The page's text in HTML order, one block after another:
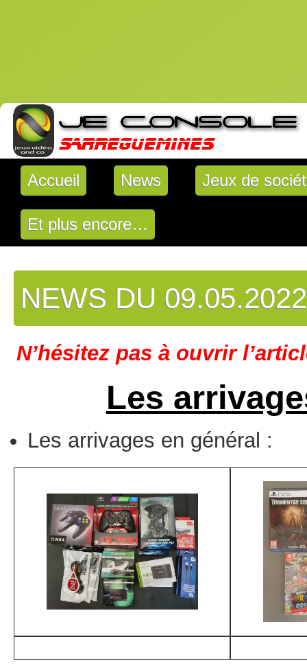
Accueil News Jeux de
Et plus encore…
NEWS DU
N’hésitez pas à ouvrir
Les
Les arrivages en général :